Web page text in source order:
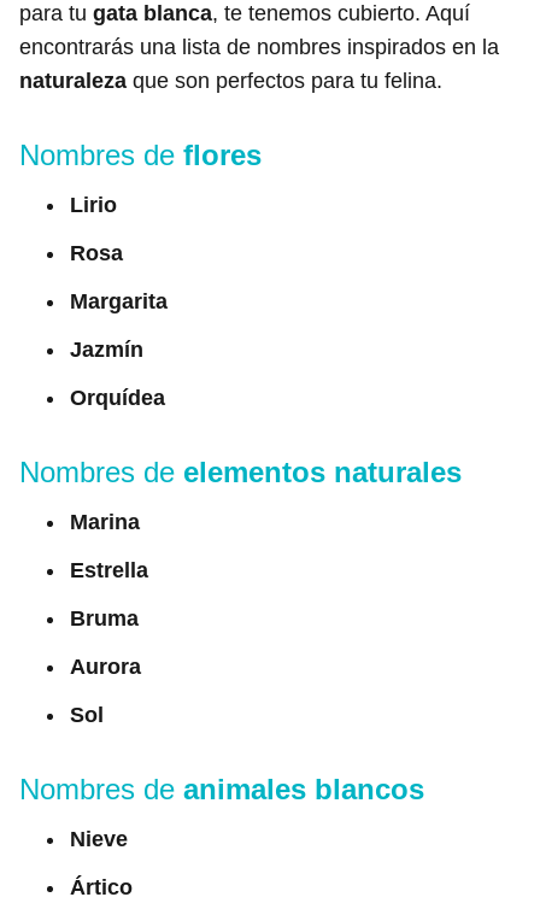
para tu gata blanca, te tenemos cubierto. Aquí
encontrarás una lista de nombres inspirados en la
naturaleza que son perfectos para tu felina.
Nombres de flores
Lirio
Rosa
Margarita
Jazmín
Orquídea
Nombres de elementos naturales
Marina
Estrella
Bruma
Aurora
Sol
Nombres de animales blancos
Nieve
Ártico